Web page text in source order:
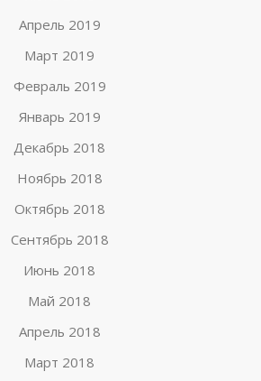
Апрель 2019
Март 2019
Февраль 2019
Январь 2019
Декабрь 2018
Ноябрь 2018
Октябрь 2018
Сентябрь 2018
Июнь 2018
Май 2018
Апрель 2018
Март 2018